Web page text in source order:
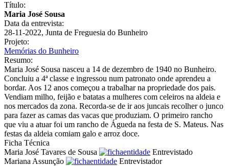
Título:
Maria José Sousa
Data da entrevista:
28-11-2022, Junta de Freguesia do Bunheiro
Projeto:
Memórias do Bunheiro
Resumo:
Maria José Sousa nasceu a 14 de dezembro de 1940 no Bunheiro.
Concluiu a 4ª classe e ingressou num patronato onde aprendeu a
bordar. Aos 12 anos começou a trabalhar na propriedade dos pais.
Vendiam milho, feijão e batatas a mulheres com celeiros na aldeia e
nos mercados da zona. Recorda-se de ir aos juncais recolher o junco
para fazer as camas das vacas que produziam. O primeiro rancho
que viu a atuar foi um rancho de Águeda na festa de S. Mateus. Nas
festas da aldeia comiam galo e arroz doce.
Ficha Técnica
Maria José Tavares de Sousa
Entrevistado
Mariana Assunção
Entrevistador